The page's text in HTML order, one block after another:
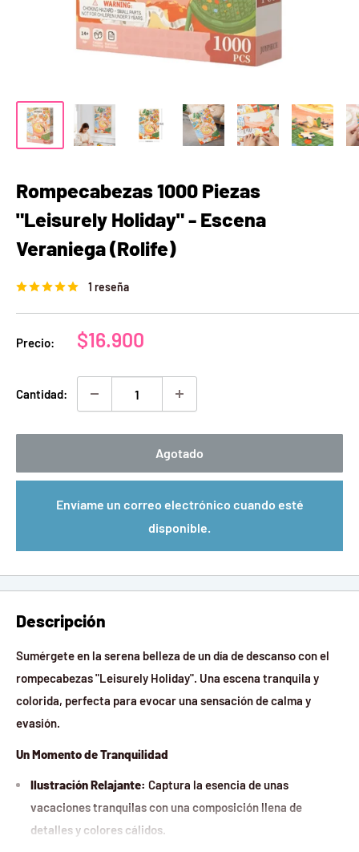
Rompecabezas 1000 Piezas
"Leisurely Holiday" - Escena
Veraniega (Rolife)
1 reseña
Precio:
Precio
venta
$16.900
Cantidad:
Agotado
Envíame un correo electrónico cuando esté
disponible.
Descripción
Sumérgete en la serena belleza de un día de descanso con el
rompecabezas "Leisurely Holiday". Una escena tranquila y
colorida, perfecta para evocar una sensación de calma y
evasión.
Un Momento de Tranquilidad
Ilustración Relajante: Captura la esencia de unas
vacaciones tranquilas con una composición llena de
detalles y colores cálidos.